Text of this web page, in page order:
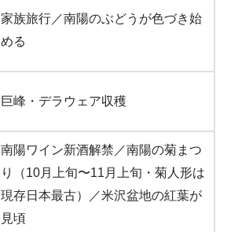
家族旅行／南陽のぶどうが色づき始
める
巨峰・デラウェア収穫
南陽ワイン新酒解禁／南陽の菊まつ
り（10月上旬〜11月上旬・菊人形は
現存日本最古）／米沢盆地の紅葉が
見頃